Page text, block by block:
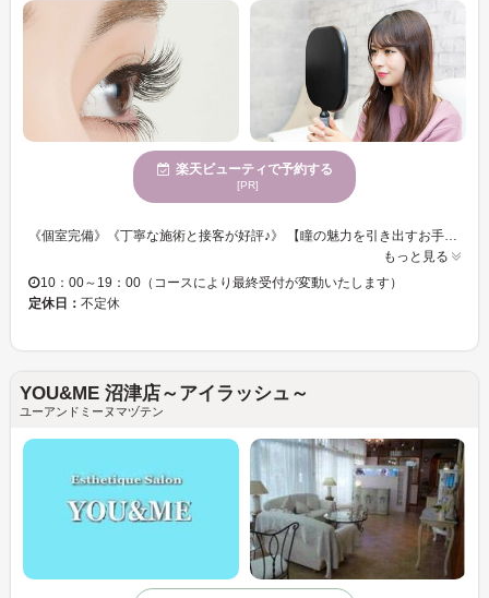
楽天ビューティで予約する
[PR]
もっと見る
10：00～19：00（コースにより最終受付が変動いたします）
定休日： 不定休
YOU&ME 沼津店～アイラッシュ～
ユーアンドミーヌマヅテン